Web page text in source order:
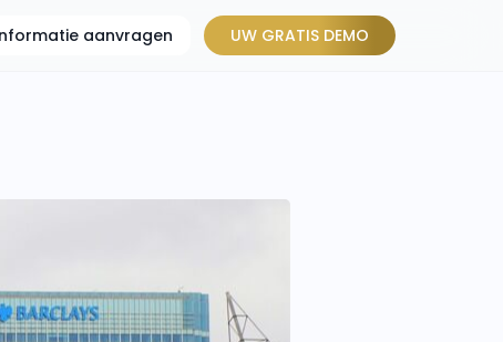
aanvragen UW GRATIS DEMO